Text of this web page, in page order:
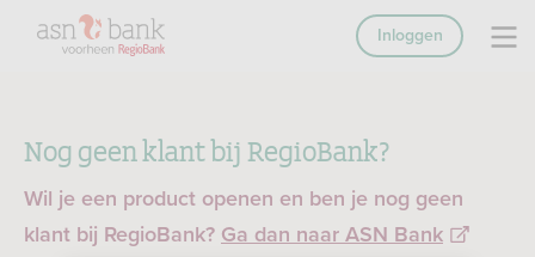
Nog geen klant bij RegioBank?
Wil je een product openen en ben je nog geen
klant bij RegioBank? Ga dan naar ASN Bank
Inloggen